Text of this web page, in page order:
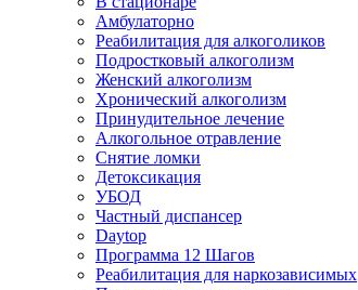
Амбулаторно
Реабилитация для алкоголиков
Подростковый алкоголизм
Женский алкоголизм
Хронический алкоголизм
Принудительное лечение
Алкогольное отравление
Снятие ломки
Детоксикация
УБОД
Частный диспансер
Daytop
Программа 12 Шагов
Реабилитация для наркозависимых